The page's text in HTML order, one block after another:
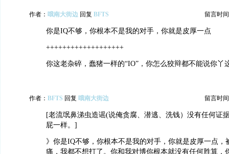
作者： 哦南大街边 回复 BFTS 留言时
你是IQ不够，你根本不是我的对手，你就是皮厚一点
+++++++++++++++++++
你这老杂碎，蠢猪一样的“IO”，你怎么狡辩都不能说你丫
作者： BFTS 回复 哦南大街边 留言时
[老流氓鼻涕虫造谣(说俺贪腐、潜逃、洗钱）没有任何证
屁一样。]
》你是IQ不够，你根本不是我的对手，你就是皮厚一点，
痛，我都不想打了。你和我对博你根本就没有任何胜算，